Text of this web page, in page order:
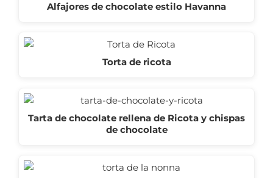
Alfajores de chocolate estilo Havanna
Torta de ricota
Tarta de chocolate rellena de Ricota y chispas
de chocolate